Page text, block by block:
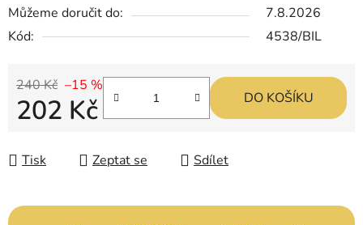
Můžeme doručit do:
7.8.2026
Kód:
4538/BIL
240 Kč –15 %
202 Kč DO KOŠÍKU
Tisk Zeptat se Sdílet